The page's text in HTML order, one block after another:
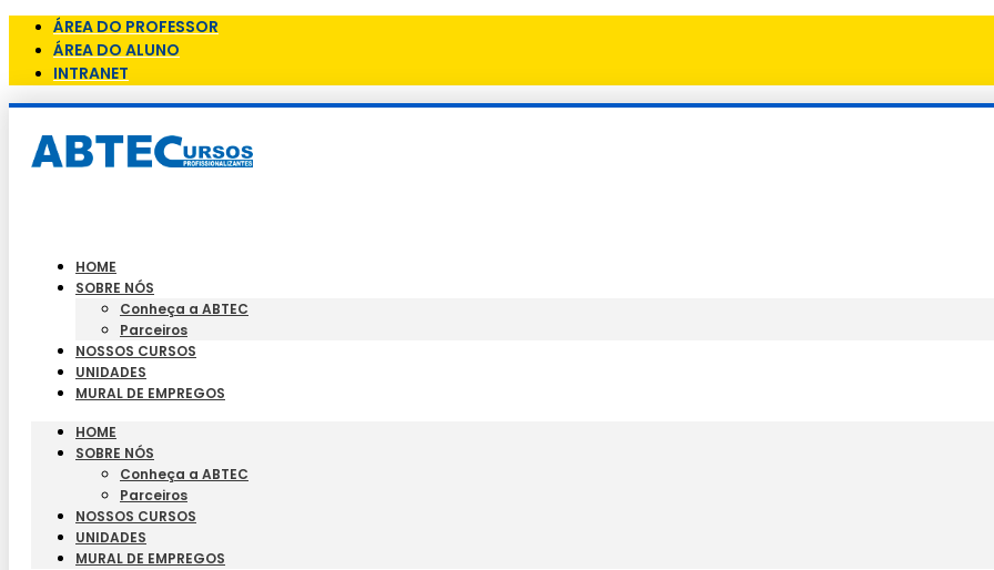
ÁREA DO PROFESSOR
ÁREA DO ALUNO
INTRANET
HOME
SOBRE NÓS
Conheça a ABTEC
Parceiros
NOSSOS CURSOS
UNIDADES
MURAL DE EMPREGOS
HOME
SOBRE NÓS
Conheça a ABTEC
Parceiros
NOSSOS CURSOS
UNIDADES
MURAL DE EMPREGOS